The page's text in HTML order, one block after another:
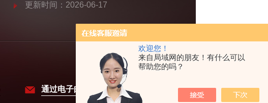
欢迎您！
来自局域网的朋友！有什么可以
帮助您的吗？
更新时间：2026-06-17
通过电子邮件联系我们